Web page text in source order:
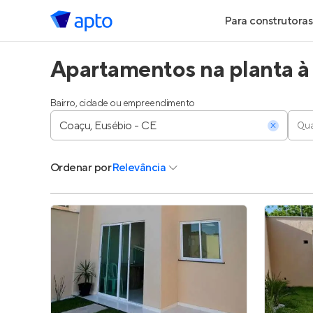
Para construtoras
Geração de
Geração de
Parcerias
Anunciar
Entrar no
Apartamentos na planta
Bairro, cidade ou empreendimento
Ordenar porRelevância